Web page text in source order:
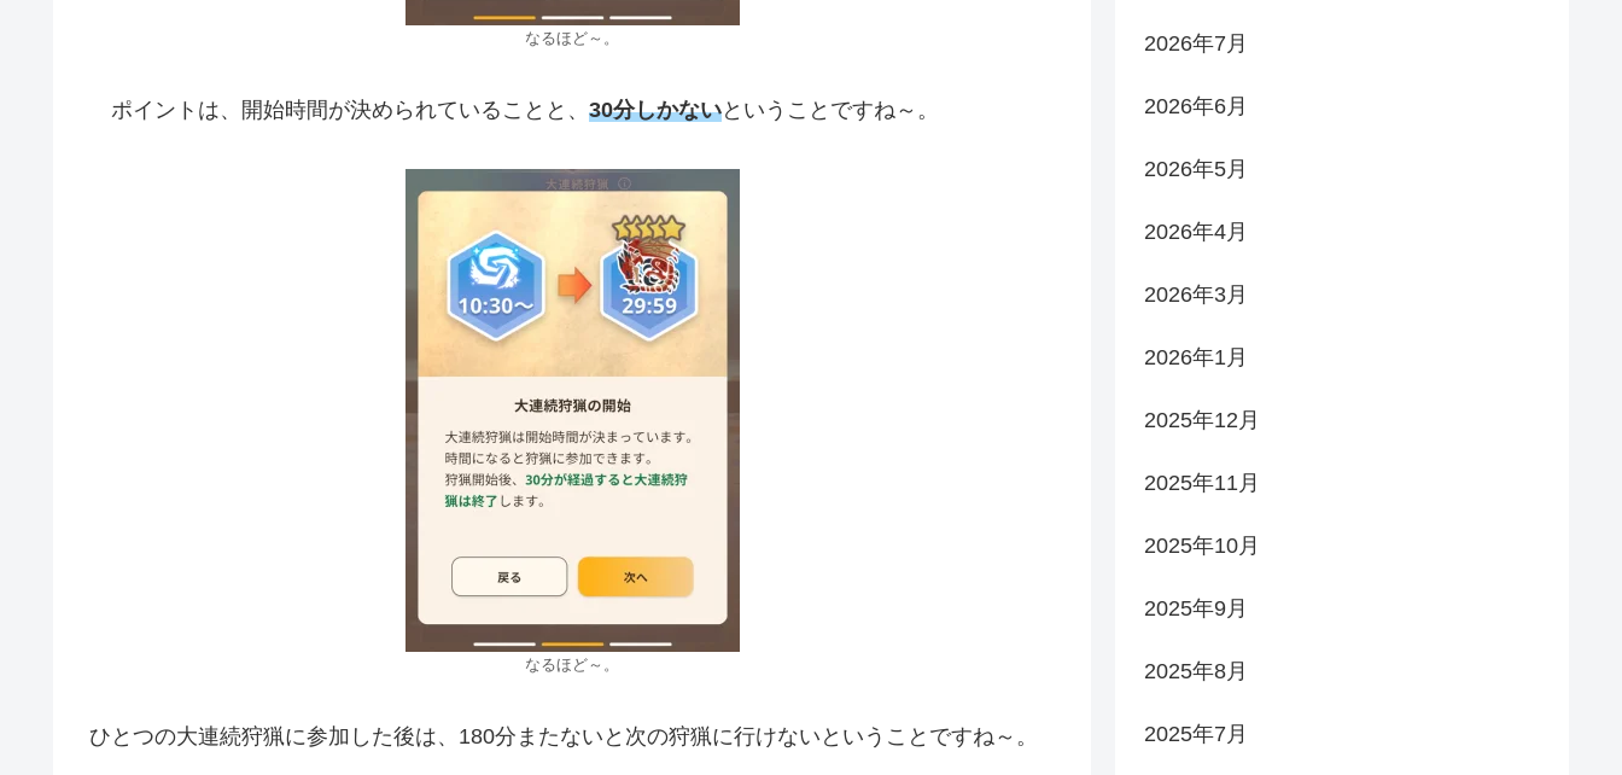
なるほど～。
ポイントは、開始時間が決められていることと、 30分しかないということですね～。
なるほど～。
ひとつの大連続狩猟に参加した後は、180分またないと次の狩猟に行けないということですね～。
2026年7月
2026年6月
2026年5月
2026年4月
2026年3月
2026年1月
2025年12月
2025年11月
2025年10月
2025年9月
2025年8月
2025年7月